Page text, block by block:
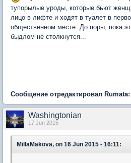
тупорылые уроды, которые бьют
лицо в лифте и ходят в туалет в
общественном месте. До поры, пока
быдлом не столкнутся...
Сообщение отредактировал Rumata:
Washingtonian
17 Jun 2015
MillaMakova, on 16 Jun 2015 - 16:11: